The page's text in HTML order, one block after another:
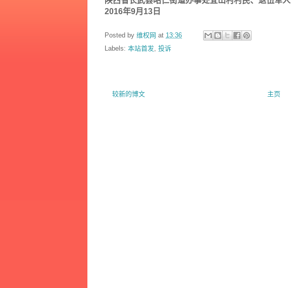
2016年9月 13 日
Posted by 维权网 at 13:36
Labels: 本站首发, 投诉
较新的博文 主页